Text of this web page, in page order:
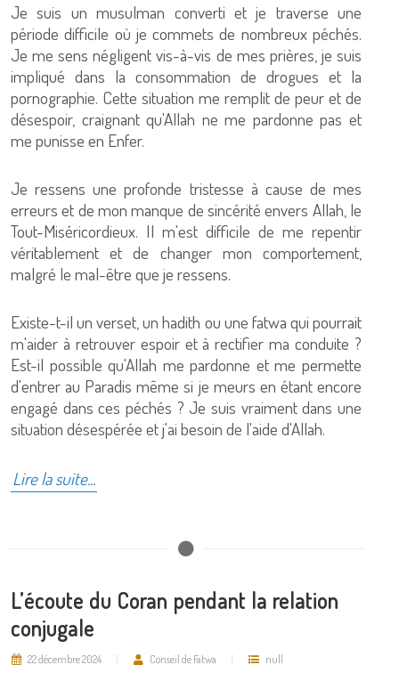
Je suis un musulman converti et je traverse une
période difficile où je commets de nombreux péchés.
Je me sens négligent vis-à-vis de mes prières, je suis
impliqué dans la consommation de drogues et la
pornographie. Cette situation me remplit de peur et de
désespoir, craignant qu'Allah ne me pardonne pas et
me punisse en Enfer.
Je ressens une profonde tristesse à cause de mes
erreurs et de mon manque de sincérité envers Allah, le
Tout-Miséricordieux. Il m'est difficile de me repentir
véritablement et de changer mon comportement,
malgré le mal-être que je ressens.
Existe-t-il un verset, un hadith ou une fatwa qui pourrait
m'aider à retrouver espoir et à rectifier ma conduite ?
Est-il possible qu'Allah me pardonne et me permette
d'entrer au Paradis même si je meurs en étant encore
engagé dans ces péchés ? Je suis vraiment dans une
situation désespérée et j'ai besoin de l'aide d'Allah.
Lire la suite...
L’écoute du Coran pendant la relation
conjugale
22 décembre 2024 Conseil de Fatwa null